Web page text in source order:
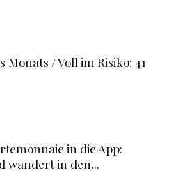
Monats / Voll im Risiko: 41
in die App:
wandert in den...